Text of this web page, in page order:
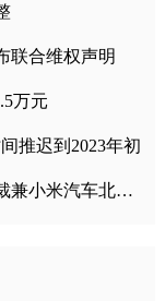
联合维权声明
万元
推迟到2023年初
小米集团任命于立国担任小米汽车副总裁兼小米汽车北京总部政委